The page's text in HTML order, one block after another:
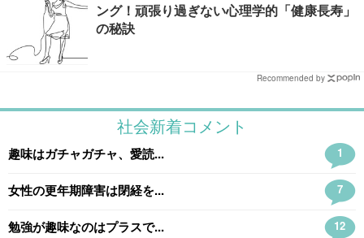
ング！頑張り過ぎない心理学的「健康長寿」
の秘訣
Recommended by